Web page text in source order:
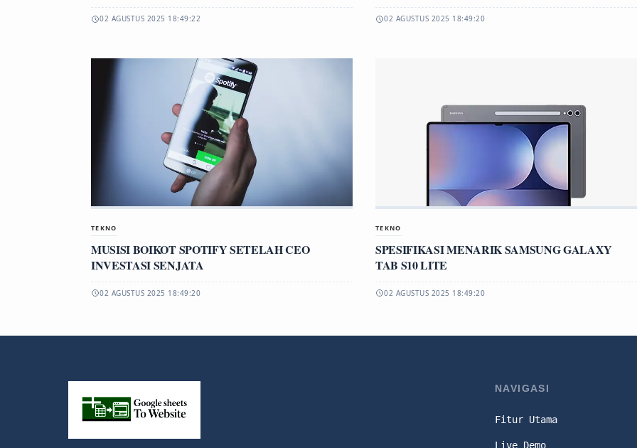
02 AGUSTUS 2025 18:49:22 02 AGUSTUS 2025 18:49:20
TEKNO
MUSISI BOIKOT SPOTIFY SETELAH CEO
INVESTASI SENJATA
02 AGUSTUS 2025 18:49:20
TEKNO
SPESIFIKASI MENARIK SAMSUNG GALAXY
TAB S10 LITE
02 AGUSTUS 2025 18:49:20
NAVIGASI
Fitur Utama
Live Demo